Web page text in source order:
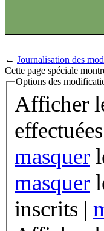
← Journalisation des
Cette page spéciale
Options des
Afficher
masquer
masquer
inscrits |